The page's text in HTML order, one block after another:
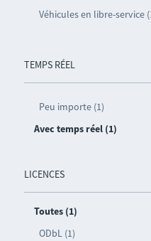
Véhicules en libre-service
TEMPS RÉEL
Peu importe (1)
Avec temps réel (1)
LICENCES
Toutes (1)
ODbL (1)